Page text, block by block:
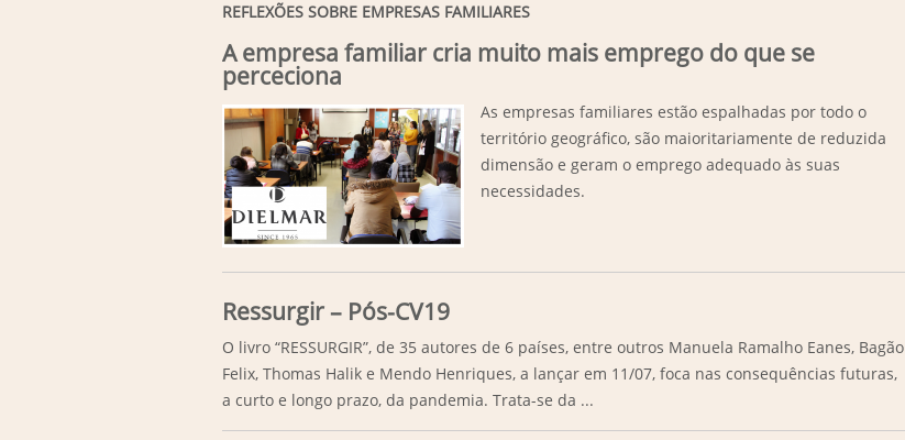
REFLEXÕES SOBRE EMPRESAS FAMILIARES
A empresa familiar cria muito mais emprego do que se
perceciona
As empresas familiares estão espalhadas por todo o
território geográfico, são maioritariamente de reduzida
dimensão e geram o emprego adequado às suas
necessidades.
Ressurgir – Pós-CV19
O livro “RESSURGIR”, de 35 autores de 6 países, entre outros Manuela Ramalho Eanes, Bagão
Felix, Thomas Halik e Mendo Henriques, a lançar em 11/07, foca nas consequências futuras,
a curto e longo prazo, da pandemia. Trata-se da ...